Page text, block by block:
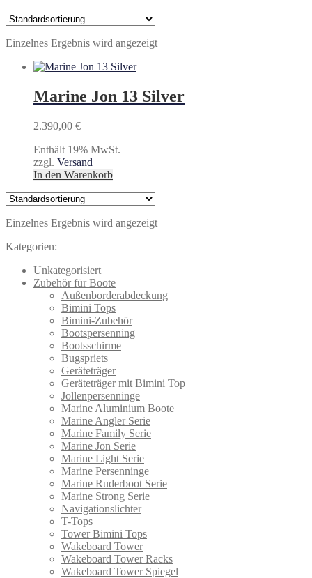
Einzelnes Ergebnis wird angezeigt
Marine Jon 13 Silver
2.390,00 €
Enthält 19% MwSt.
zzgl. Versand
In den Warenkorb
Einzelnes Ergebnis wird angezeigt
Kategorien:
Unkategorisiert
Zubehör für Boote
Außenborderabdeckung
Bimini Tops
Bimini-Zubehör
Bootspersenning
Bootsschirme
Bugspriets
Geräteträger
Geräteträger mit Bimini Top
Jollenpersenninge
Marine Aluminium Boote
Marine Angler Serie
Marine Family Serie
Marine Jon Serie
Marine Light Serie
Marine Persenninge
Marine Ruderboot Serie
Marine Strong Serie
Navigationslichter
T-Tops
Tower Bimini Tops
Wakeboard Tower
Wakeboard Tower Racks
Wakeboard Tower Spiegel